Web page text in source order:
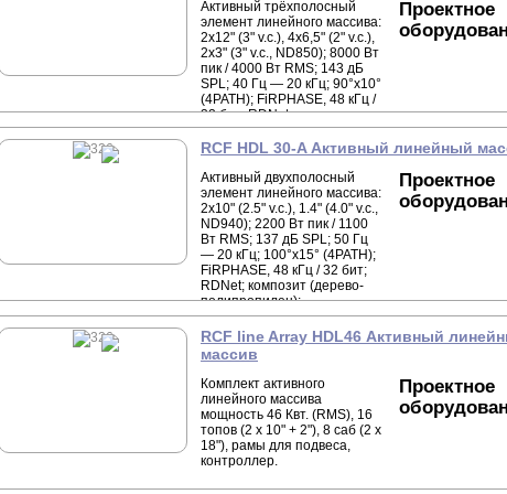
Активный трёхполосный
элемент линейного массива:
2x12" (3" v.c.), 4x6,5" (2" v.c.),
2x3" (3" v.c., ND850); 8000 Вт
пик / 4000 Вт RMS; 143 дБ
SPL; 40 Гц — 20 кГц; 90°x10°
(4PATH); FiRPHASE, 48 кГц /
32 бит; RDNet; композит
(дерево-полипропилен);
интегрированная механика,
58,4 кг.
Проектное
RCF HDL 30-A Активный линейный
Активный двухполосный
элемент линейного массива:
2x10" (2.5" v.c.), 1.4" (4.0" v.c.,
ND940); 2200 Вт пик / 1100
Вт RMS; 137 дБ SPL; 50 Гц
— 20 кГц; 100°x15° (4PATH);
FiRPHASE, 48 кГц / 32 бит;
RDNet; композит (дерево-
полипропилен);
интегрированная механика;
293x705x502 мм; 25 кг.
Проектное
RCF line Array HDL46 Активный
массив
Комплект активного
линейного массива
мощность 46 Квт. (RMS), 16
топов (2 х 10" + 2"), 8 саб (2 х
18"), рамы для подвеса,
контроллер.
Проектное